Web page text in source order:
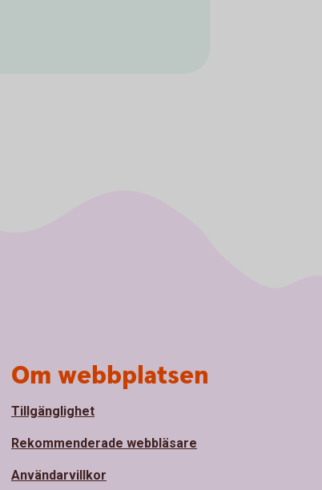
Om webbplatsen
Tillgänglighet
Rekommenderade webbläsare
Användarvillkor